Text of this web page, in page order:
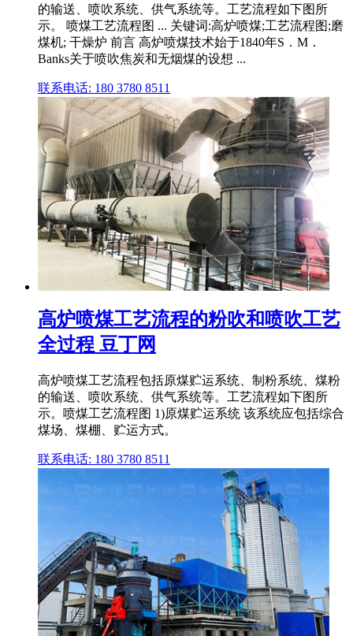
的输送、喷吹系统、供气系统等。工艺流程如下图所
示。 喷煤工艺流程图 ... 关键词:高炉喷煤;工艺流程图;磨
煤机; 干燥炉 前言 高炉喷煤技术始于1840年S．M．
Banks关于喷吹焦炭和无烟煤的设想 ...
联系电话: 180 3780 8511
高炉喷煤工艺流程的粉吹和喷吹工艺
全过程 豆丁网
高炉喷煤工艺流程包括原煤贮运系统、制粉系统、煤粉
的输送、喷吹系统、供气系统等。工艺流程如下图所
示。喷煤工艺流程图 1)原煤贮运系统 该系统应包括综合
煤场、煤棚、贮运方式。
联系电话: 180 3780 8511